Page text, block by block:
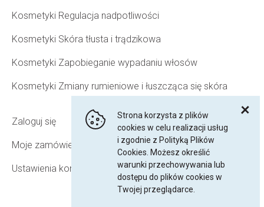
Strona korzysta z plików
cookies w celu realizacji usług
i zgodnie z Polityką Plików
Cookies. Możesz określić
warunki przechowywania lub
dostępu do plików cookies w
Twojej przeglądarce.
Kosmetyki Regulacja nadpotliwości
Kosmetyki Skóra tłusta i trądzikowa
Kosmetyki Zapobieganie wypadaniu włosów
Kosmetyki Zmiany rumieniowe i łuszcząca się skóra
Zaloguj się
Moje zamówienia
Ustawienia konta